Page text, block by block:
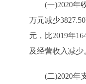
(一)2020年收
万元减少
元，比2019年
及经营收入减少
(二)2020年支